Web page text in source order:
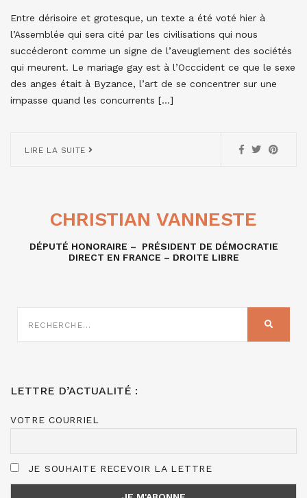
Entre dérisoire et grotesque, un texte a été voté hier à
l’Assemblée qui sera cité par les civilisations qui nous
succéderont comme un signe de l’aveuglement des sociétés
qui meurent. Le mariage gay est à l’Occcident ce que le sexe
des anges était à Byzance, l’art de se concentrer sur une
impasse quand les concurrents […]
LIRE LA SUITE
CHRISTIAN VANNESTE
DÉPUTÉ HONORAIRE – PRÉSIDENT DE DÉMOCRATIE
DIRECT EN FRANCE – DROITE LIBRE
SUR
LETTRE D’ACTUALITÉ :
VOTRE COURRIEL
JE SOUHAITE RECEVOIR LA LETTRE